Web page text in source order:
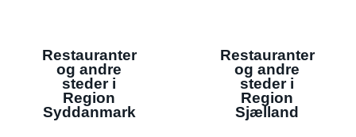
Restauranter
og andre
steder i
Region
Syddanmark
Restauranter
og andre
steder i
Region
Sjælland